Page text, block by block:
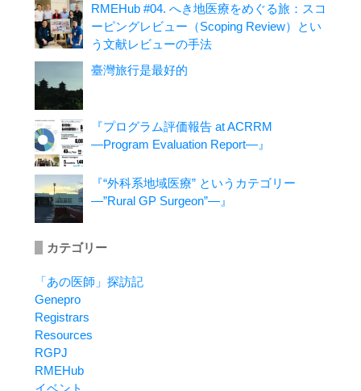
RMEHub #04. へき地医療をめぐる旅：スコ
ーピングレビュー（Scoping Review）とい
う文献レビューの手法
臺灣旅行是最好的
『プログラム評価報告 at ACRRM
―Program Evaluation Report―』
『“外科系地域医療” というカテゴリー
―”Rural GP Surgeon”―』
カテゴリー
「あの医師」探訪記
Genepro
Registrars
Resources
RGPJ
RMEHub
イベント